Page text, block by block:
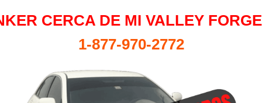
CERCA DE MI VALLEY
1-877-970-2772